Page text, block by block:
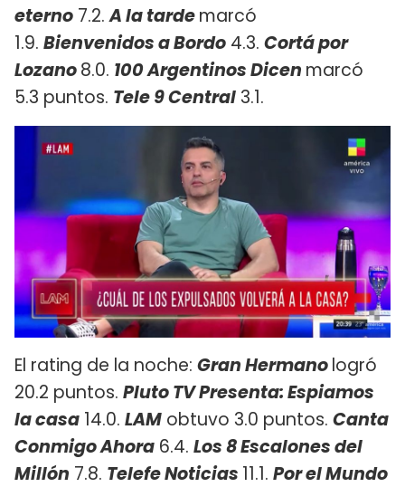
eterno 7.2.A la tardemarcó
1.9. Bienvenidos a Bordo 4.3. Cortá por
Lozano8.0. 100 Argentinos Dicen marcó
5.3 puntos. Tele 9 Central 3.1.
El rating de la noche: Gran Hermanologró
20.2 puntos. Pluto TV Presenta: Espiamos
la casa 14.0. LAM obtuvo 3.0 puntos. Canta
Conmigo Ahora 6.4. Los 8 Escalones del
Millón 7.8. Telefe Noticias 11.1. Por el Mundo